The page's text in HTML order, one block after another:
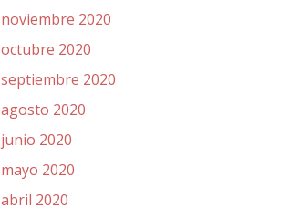
noviembre 2020
octubre 2020
septiembre 2020
agosto 2020
junio 2020
mayo 2020
abril 2020